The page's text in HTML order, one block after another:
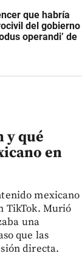
que habría
del gobierno
operandi’ de
y qué
en
mexicano
TikTok. Murió
una
que las
directa.